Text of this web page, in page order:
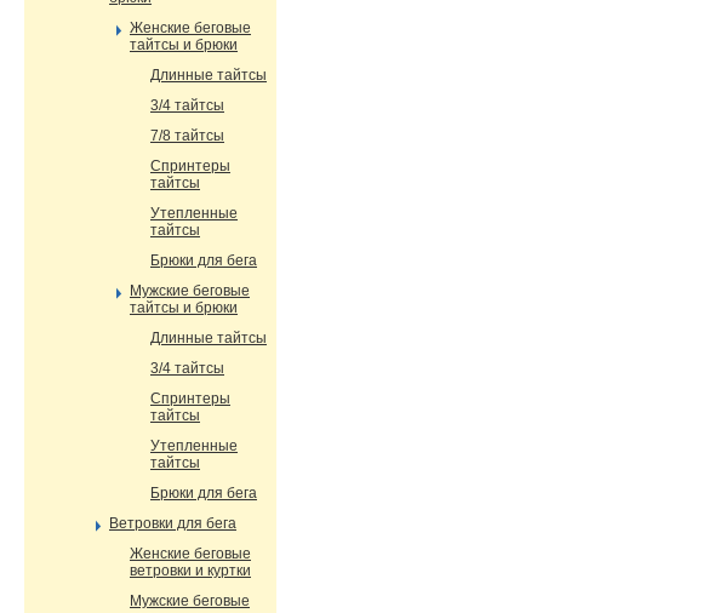
Женские беговые
тайтсы и брюки
Длинные тайтсы
3/4 тайтсы
7/8 тайтсы
Спринтеры
тайтсы
Утепленные
тайтсы
Брюки для бега
Мужские беговые
тайтсы и брюки
Длинные тайтсы
3/4 тайтсы
Спринтеры
тайтсы
Утепленные
тайтсы
Брюки для бега
Ветровки для бега
Женские беговые
ветровки и куртки
Мужские беговые